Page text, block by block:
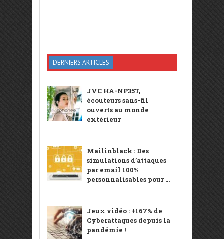
DERNIERS ARTICLES
JVC HA-NP35T,
écouteurs sans-fil
ouverts au monde
extérieur
Mailinblack : Des
simulations d’attaques
par email 100%
personnalisables pour ...
Jeux vidéo : +167% de
Cyberattaques depuis la
pandémie !